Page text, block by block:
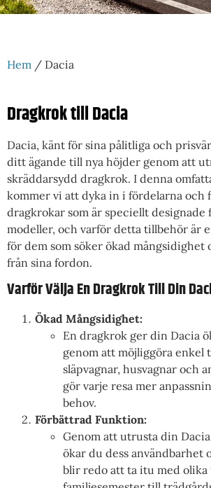
Hem / Dacia
Dragkrok till Dacia
Dacia, känt för sina pålitliga och
ditt ägande till nya höjder genom att
skräddarsydd dragkrok. I denna
kommer vi att dyka in i fördelarna och
dragkrokar som är speciellt designade
modeller, och varför detta tillbehör är
för dem som söker ökad mångsidighet
från sina fordon.
Varför Välja En Dragkrok Till Din
Ökad Mångsidighet:
En dragkrok ger din Dacia
genom att möjliggöra enkel
släpvagnar, husvagnar och
gör varje resa mer
behov.
Förbättrad Funktion:
Genom att utrusta din
ökar du dess användbarhet
blir redo att ta itu med